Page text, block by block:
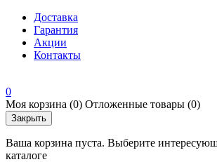
Доставка
Гарантия
Акции
Контакты
0
Моя корзина (0) Отложенные товары (0)
Закрыть
Ваша корзина пуста. Выберите
каталоге